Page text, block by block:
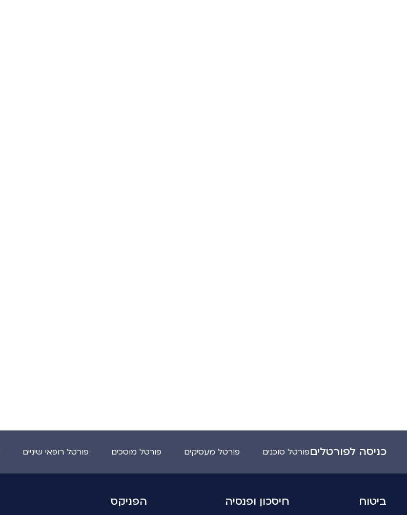
כניסה לפורטליםפורטל סוכנים פורטל מעסיקים פורטל מוסכים פורטל רופאי שיניים
ביטוח חיסכון ופנסיה הפניקס